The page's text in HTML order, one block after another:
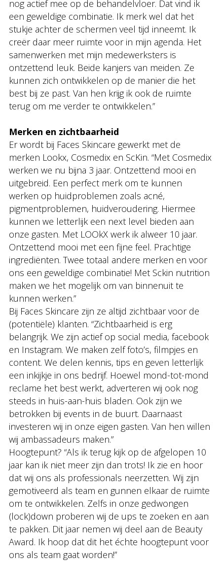
nog actief mee op de behandelvloer. Dat vind ik
een geweldige combinatie. Ik merk wel dat het
stukje achter de schermen veel tijd inneemt. Ik
creër daar meer ruimte voor in mijn agenda. Het
samenwerken met mijn medewerksters is
ontzettend leuk. Beide kanjers van meiden. Ze
kunnen zich ontwikkelen op de manier die het
best bij ze past. Van hen krijg ik ook de ruimte
terug om me verder te ontwikkelen.”
Merken en zichtbaarheid
Er wordt bij Faces Skincare gewerkt met de
merken Lookx, Cosmedix en ScKin. “Met Cosmedix
werken we nu bijna 3 jaar. Ontzettend mooi en
uitgebreid. Een perfect merk om te kunnen
werken op huidproblemen zoals acné,
pigmentproblemen, huidveroudering. Hiermee
kunnen we letterlijk een next level bieden aan
onze gasten. Met LOOkX werk ik alweer 10 jaar.
Ontzettend mooi met een fijne feel. Prachtige
ingrediënten. Twee totaal andere merken en voor
ons een geweldige combinatie! Met Sckin nutrition
maken we het mogelijk om van binnenuit te
kunnen werken.”
Bij Faces Skincare zijn ze altijd zichtbaar voor de
(potentiële) klanten. “Zichtbaarheid is erg
belangrijk. We zijn actief op social media, facebook
en Instagram. We maken zelf foto’s, filmpjes en
content. We delen kennis, tips en geven letterlijk
een inkijkje in ons bedrijf. Hoewel mond-tot-mond
reclame het best werkt, adverteren wij ook nog
steeds in huis-aan-huis bladen. Ook zijn we
betrokken bij events in de buurt. Daarnaast
investeren wij in onze eigen gasten. Van hen willen
wij ambassadeurs maken.”
Hoogtepunt? “Als ik terug kijk op de afgelopen 10
jaar kan ik niet meer zijn dan trots! Ik zie en hoor
dat wij ons als professionals neerzetten. Wij zijn
gemotiveerd als team en gunnen elkaar de ruimte
om te ontwikkelen. Zelfs in onze gedwongen
(lock)down proberen wij de ups te zoeken en aan
te pakken. Dit jaar nemen wij deel aan de Beauty
Award. Ik hoop dat dit het échte hoogtepunt voor
ons als team gaat worden!”